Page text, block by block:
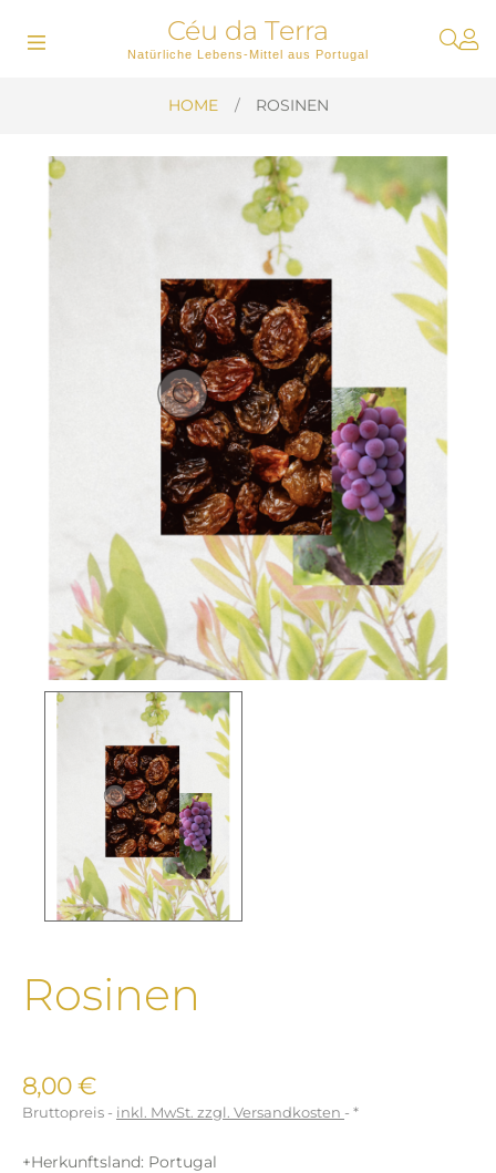
Umschalten
☰ Céu da Terra
Natürliche Lebens-Mittel aus Portugal
HOME ROSINEN
Rosinen
8,00 €
Bruttopreis inkl. MwSt. zzgl. Versandkosten *
+Herkunftsland: Portugal